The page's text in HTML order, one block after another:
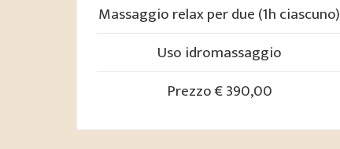
Massaggio relax per due (1h ciascuno)
Uso idromassaggio
Prezzo € 390,00